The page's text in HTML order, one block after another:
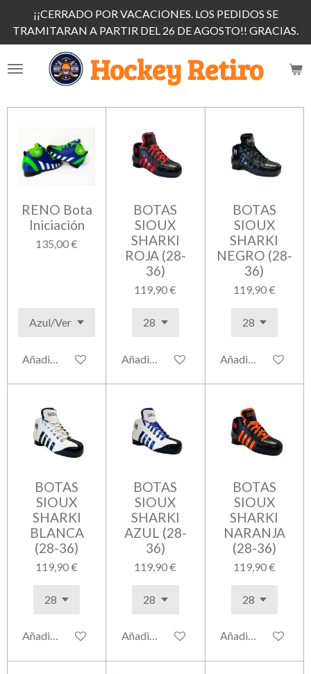
al
contenido
principal
Hockey Retiro
¡¡CERRADO POR VACACIONES. LOS PEDIDOS SE
TRAMITARAN A PARTIR DEL 26 DE AGOSTO!! GRACIAS.
RENO Bota
Iniciación
135,00 €
Añadir al carrito
BOTAS
SIOUX
SHARKI
ROJA (28-
36)
119,90 €
Añadir al carrito
BOTAS
SIOUX
SHARKI
NEGRO (28-
36)
119,90 €
Añadir al carrito
BOTAS
SIOUX
SHARKI
BLANCA
(28-36)
119,90 €
Añadir al carrito
BOTAS
SIOUX
SHARKI
AZUL (28-
36)
119,90 €
Añadir al carrito
BOTAS
SIOUX
SHARKI
NARANJA
(28-36)
119,90 €
Añadir al carrito